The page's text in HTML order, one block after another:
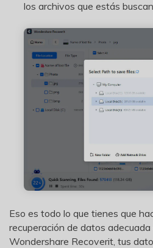
los archivos que estás
Eso es todo lo que tienes que
recuperación de datos
Wondershare Recoverit, tus